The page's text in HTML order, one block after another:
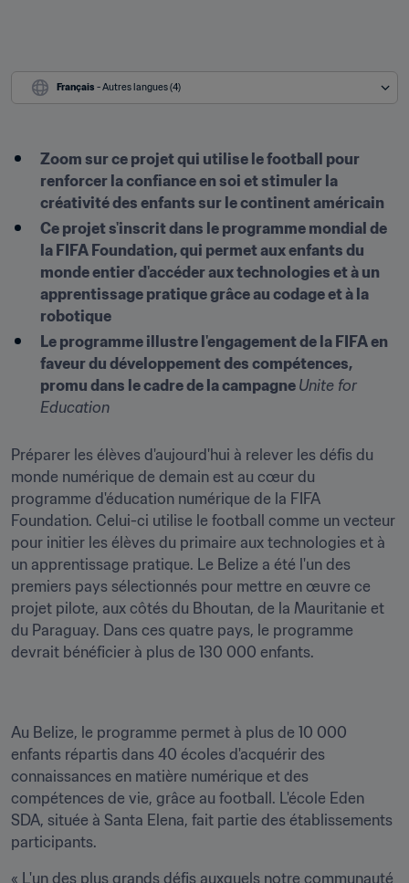
Français - Autres langues (4)
Zoom sur ce projet qui utilise le football pour
renforcer la confiance en soi et stimuler la
créativité des enfants sur le continent américain
Ce projet s'inscrit dans le programme mondial de
la FIFA Foundation, qui permet aux enfants du
monde entier d'accéder aux technologies et à un
apprentissage pratique grâce au codage et à la
robotique
Le programme illustre l'engagement de la FIFA en
faveur du développement des compétences,
promu dans le cadre de la campagne Unite for
Education
Préparer les élèves d'aujourd'hui à relever les défis du
monde numérique de demain est au cœur du
programme d'éducation numérique de la FIFA
Foundation. Celui-ci utilise le football comme un vecteur
pour initier les élèves du primaire aux technologies et à
un apprentissage pratique. Le Belize a été l'un des
premiers pays sélectionnés pour mettre en œuvre ce
projet pilote, aux côtés du Bhoutan, de la Mauritanie et
du Paraguay. Dans ces quatre pays, le programme
devrait bénéficier à plus de 130 000 enfants.
Au Belize, le programme permet à plus de 10 000
enfants répartis dans 40 écoles d'acquérir des
connaissances en matière numérique et des
compétences de vie, grâce au football. L'école Eden
SDA, située à Santa Elena, fait partie des établissements
participants.
« L'un des plus grands défis auxquels notre communauté